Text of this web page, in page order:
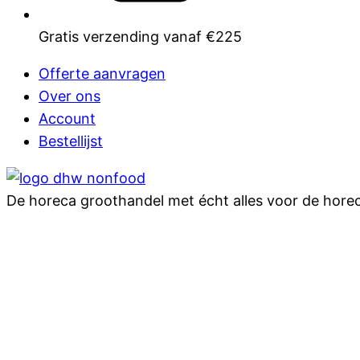
Gratis verzending vanaf €225
Offerte aanvragen
Over ons
Account
Bestellijst
De horeca groothandel met écht alles voor de